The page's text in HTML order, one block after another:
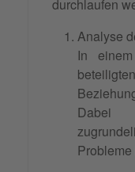
durchlaufen
Analyse
In